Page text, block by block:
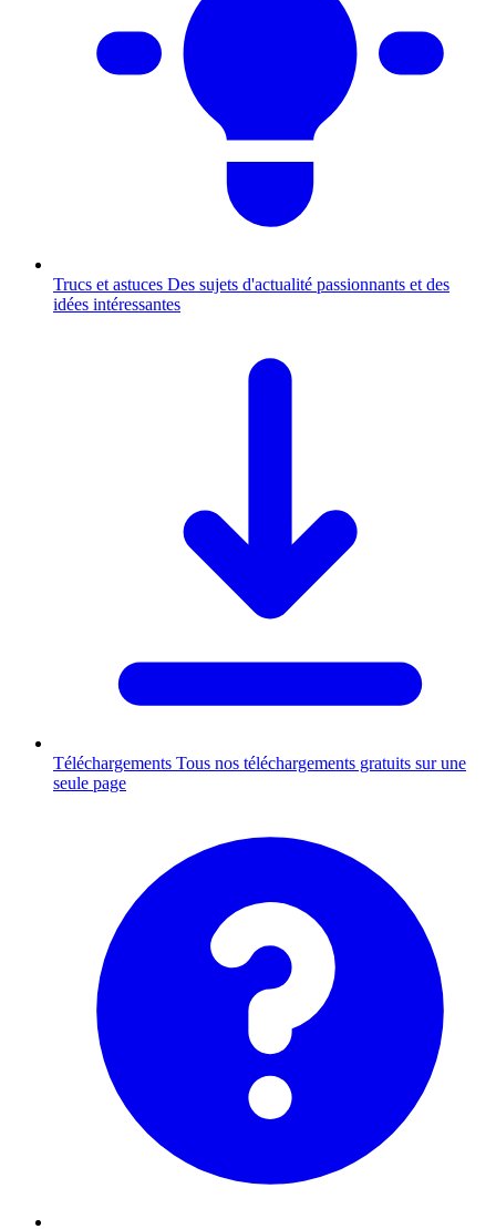
Trucs et astuces Des sujets d'actualité passionnants et des
idées intéressantes
Téléchargements Tous nos téléchargements gratuits sur une
seule page